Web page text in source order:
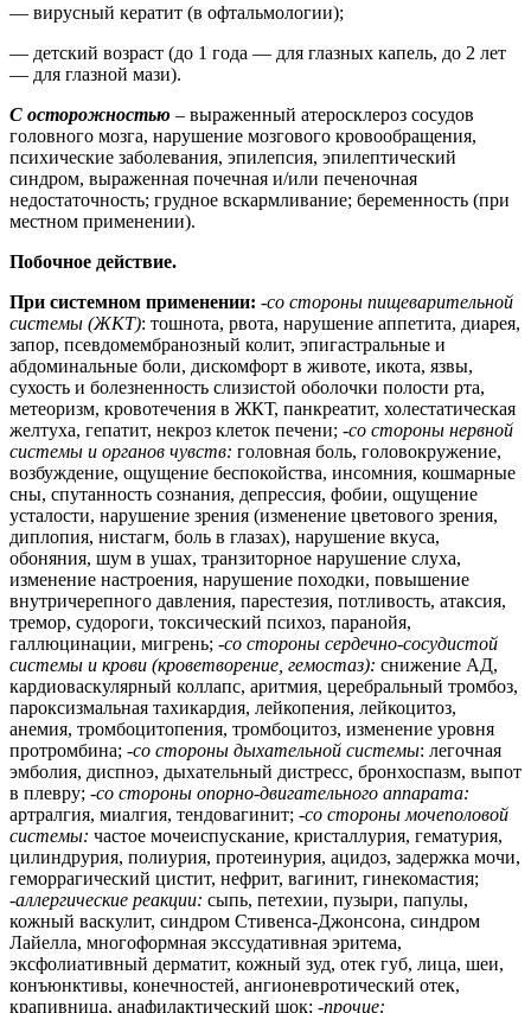
— вирусный кератит (в офтальмологии);
— детский возраст (до 1 года — для глазных капель, до 2 лет
— для глазной мази).
С осторожностью – выраженный атеросклероз сосудов
головного мозга, нарушение мозгового кровообращения,
психические заболевания, эпилепсия, эпилептический
синдром, выраженная почечная и/или печеночная
недостаточность; грудное вскармливание; беременность (при
местном применении).
Побочное действие.
При системном применении: -со стороны пищеварительной
системы (ЖКТ): тошнота, рвота, нарушение аппетита, диарея,
запор, псевдомембранозный колит, эпигастральные и
абдоминальные боли, дискомфорт в животе, икота, язвы,
сухость и болезненность слизистой оболочки полости рта,
метеоризм, кровотечения в ЖКТ, панкреатит, холестатическая
желтуха, гепатит, некроз клеток печени; -со стороны нервной
системы и органов чувств: головная боль, головокружение,
возбуждение, ощущение беспокойства, инсомния, кошмарные
сны, спутанность сознания, депрессия, фобии, ощущение
усталости, нарушение зрения (изменение цветового зрения,
диплопия, нистагм, боль в глазах), нарушение вкуса,
обоняния, шум в ушах, транзиторное нарушение слуха,
изменение настроения, нарушение походки, повышение
внутричерепного давления, парестезия, потливость, атаксия,
тремор, судороги, токсический психоз, паранойя,
галлюцинации, мигрень; -со стороны сердечно-сосудистой
системы и крови (кроветворение, гемостаз): снижение АД,
кардиоваскулярный коллапс, аритмия, церебральный тромбоз,
пароксизмальная тахикардия, лейкопения, лейкоцитоз,
анемия, тромбоцитопения, тромбоцитоз, изменение уровня
протромбина; -со стороны дыхательной системы: легочная
эмболия, диспноэ, дыхательный дистресс, бронхоспазм, выпот
в плевру; -со стороны опорно-двигательного аппарата:
артралгия, миалгия, тендовагинит; -со стороны мочеполовой
системы: частое мочеиспускание, кристаллурия, гематурия,
цилиндрурия, полиурия, протеинурия, ацидоз, задержка мочи,
геморрагический цистит, нефрит, вагинит, гинекомастия;
-аллергические реакции: сыпь, петехии, пузыри, папулы,
кожный васкулит, синдром Стивенса-Джонсона, синдром
Лайелла, многоформная экссудативная эритема,
эксфолиативный дерматит, кожный зуд, отек губ, лица, шеи,
конъюнктивы, конечностей, ангионевротический отек,
крапивница, анафилактический шок; -прочие: